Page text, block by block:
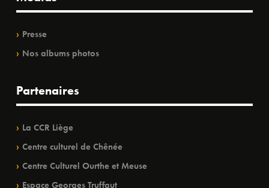
Presse
Nos albums photos
Partenaires
La CCR Liège
Centre culturel de Chênée
Centre Culturel Ourthe et Meuse
Espace Georges Truffaut